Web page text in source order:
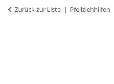
Zurück zur Liste Pfeilziehhilfen